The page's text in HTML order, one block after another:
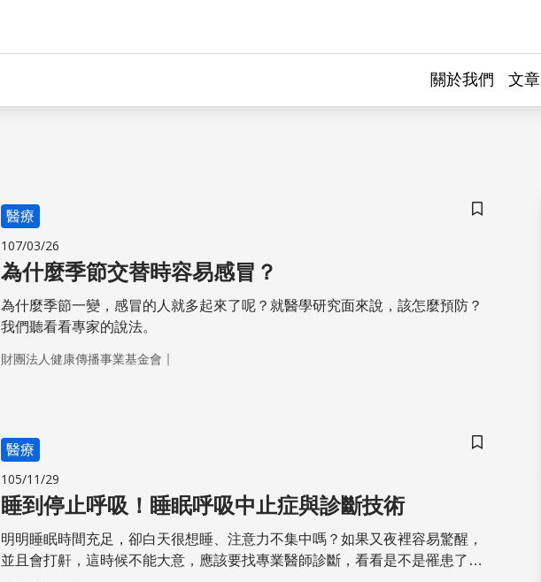
關於我們 文章
儲存書籤
醫療
107/03/26
為什麼季節交替時容易感冒？
為什麼季節一變，感冒的人就多起來了呢？就醫學研究面來說，該怎麼預防？
我們聽看看專家的說法。
財團法人健康傳播事業基金會 ｜
儲存書籤
醫療
105/11/29
睡到停止呼吸！睡眠呼吸中止症與診斷技術
明明睡眠時間充足，卻白天很想睡、注意力不集中嗎？如果又夜裡容易驚醒，
並且會打鼾，這時候不能大意，應該要找專業醫師診斷，看看是不是罹患了